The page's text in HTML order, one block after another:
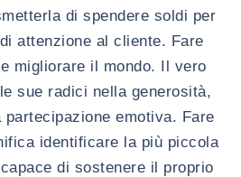
di spendere soldi per
attenzione al cliente. Fare
migliorare il mondo. Il vero
sue radici nella generosità,
partecipazione emotiva. Fare
identificare la più piccola
di sostenere il proprio